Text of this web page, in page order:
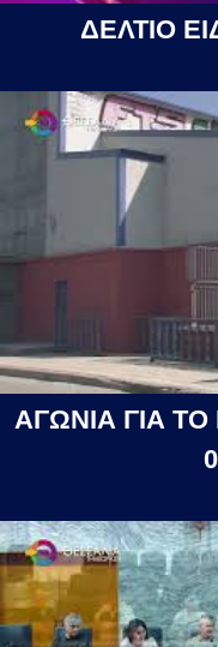
ΔΕΛΤΙΟ
ΑΓΩΝΙΑ ΓΙΑ